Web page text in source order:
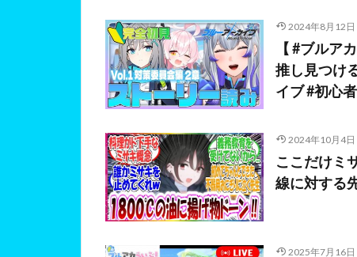
2024年8月12日
【 #ブルア
推し見つけ
イブ #初心
2024年10月4日
ここだけミ
線に対する
2025年7月16日